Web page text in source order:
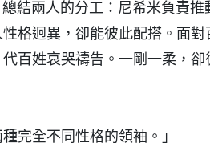
結兩人的分工：尼希米負責
格迥異，卻能彼此配搭。面
百姓哀哭禱告。一剛一柔，
完全不同性格的領袖。」